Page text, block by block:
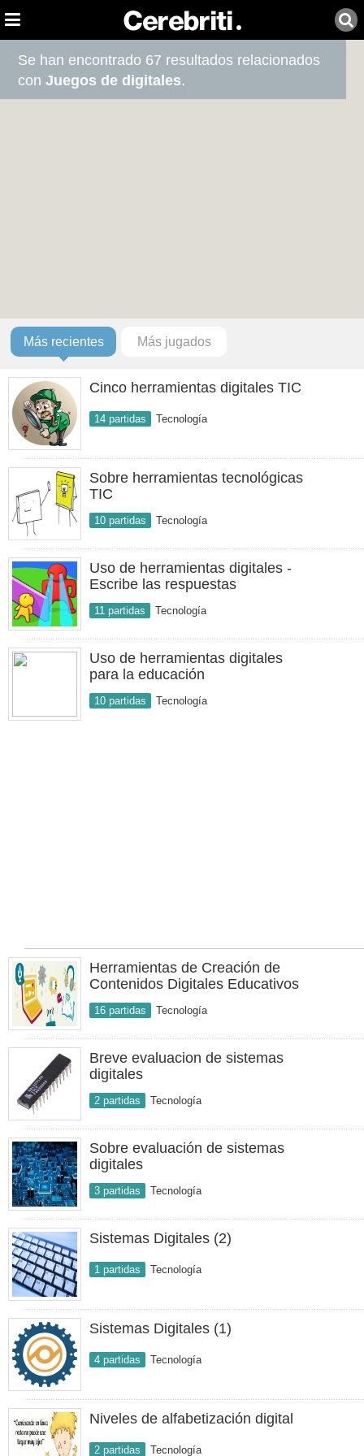
Se han encontrado 67 resultados relacionados
conJuegos de digitales.
Más recientes Más jugados
Cinco herramientas digitales TIC
14 partidas Tecnología
Sobre herramientas tecnológicas
TIC
10 partidas Tecnología
Uso de herramientas digitales -
Escribe las respuestas
11 partidas Tecnología
Uso de herramientas digitales
para la educación
10 partidas Tecnología
Herramientas de Creación de
Contenidos Digitales Educativos
16 partidas Tecnología
Breve evaluacion de sistemas
digitales
2 partidas Tecnología
Sobre evaluación de sistemas
digitales
3 partidas Tecnología
Sistemas Digitales (2)
1 partidas Tecnología
Sistemas Digitales (1)
4 partidas Tecnología
Niveles de alfabetización digital
2 partidas Tecnología